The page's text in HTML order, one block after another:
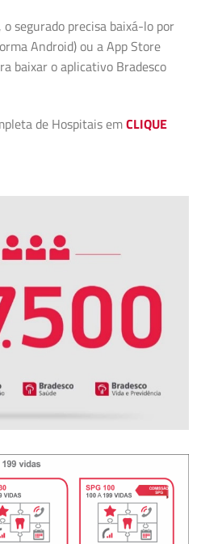
segurado precisa baixá-lo por
Android) ou a App Store
baixar o aplicativo Bradesco
de Hospitais emCLIQUE